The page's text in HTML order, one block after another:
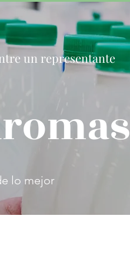
un representante
lo mejor